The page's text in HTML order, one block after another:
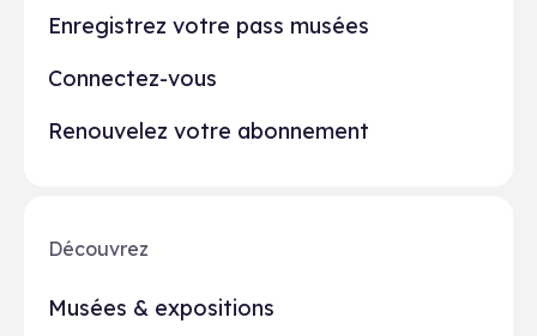
Découvrez
Musées & expositions
Enregistrez votre pass musées
Connectez-vous
Renouvelez votre abonnement